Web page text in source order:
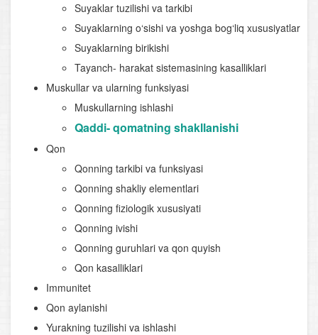
Suyaklar tuzilishi va tarkibi
Suyaklarning o‘sishi va yoshga bog‘liq xususiyatlar
Suyaklarning birikishi
Tayanch- harakat sistemasining kasalliklari
Muskullar va ularning funksiyasi
Muskullarning ishlashi
Qaddi- qomatning shakllanishi
Qon
Qonning tarkibi va funksiyasi
Qonning shakliy elementlari
Qonning fiziologik xususiyati
Qonning ivishi
Qonning guruhlari va qon quyish
Qon kasalliklari
Immunitet
Qon aylanishi
Yurakning tuzilishi va ishlashi